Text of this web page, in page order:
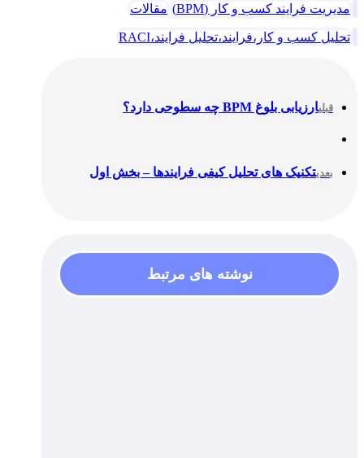
مدیریت فرایند کسب و کار (BPM) مقالات
تحلیل کسب و کار،فرایند،تحلیل فرایند،RACI
قبلیارزیابی بلوغ BPM چه سطوحی دارد؟
بعدیتکنیک های تحلیل کیفی فرایندها – بخش اول
نوشته های مرتبط